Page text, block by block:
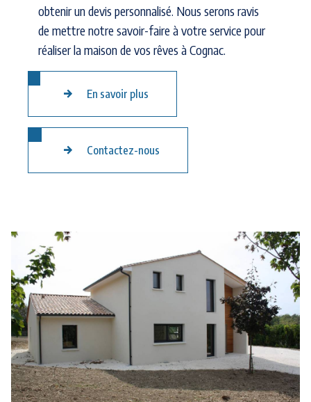
obtenir un devis personnalisé. Nous serons ravis
de mettre notre savoir-faire à votre service pour
réaliser la maison de vos rêves à Cognac.
En savoir plus
Contactez-nous